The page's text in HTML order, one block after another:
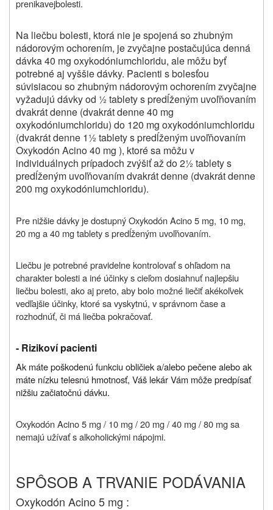
prenikavejbolesti.
Na liečbu bolesti, ktorá nie je spojená so zhubným
nádorovým ochorením, je zvyčajne postačujúca denná
dávka 40 mg oxykodóniumchloridu, ale môžu byť
potrebné aj vyššie dávky. Pacienti s bolesťou
súvisiacou so zhubným nádorovým ochorením zvyčajne
vyžadujú dávky od ½ tablety s predĺženým uvoľňovaním
dvakrát denne (dvakrát denne 40 mg
oxykodóniumchloridu) do 120 mg oxykodóniumchloridu
(dvakrát denne 1½ tablety s predĺženým uvoľňovaním
Oxykodón Acino 40 mg ), ktoré sa môžu v
individuálnych prípadoch zvýšiť až do 2½ tablety s
predĺženým uvoľňovaním dvakrát denne (dvakrát denne
200 mg oxykodóniumchloridu).
Pre nižšie dávky je dostupný Oxykodón Acino 5 mg, 10 mg,
20 mg a 40 mg tablety s predĺženým uvoľňovaním.
Liečbu je potrebné pravidelne kontrolovať s ohľadom na
charakter bolesti a iné účinky s cieľom dosiahnuť najlepšiu
liečbu bolesti, ako aj preto, aby bolo možné liečiť akékoľvek
vedľajšie účinky, ktoré sa vyskytnú, v správnom čase a
rozhodnúť, či má liečba pokračovať.
- Rizikoví pacienti
Ak máte poškodenú funkciu obličiek a/alebo pečene alebo ak
máte nízku telesnú hmotnosť, Váš lekár Vám môže predpísať
nižšiu začiatočnú dávku.
Oxykodón Acino 5 mg / 10 mg / 20 mg / 40 mg / 80 mg sa
nemajú užívať s alkoholickými nápojmi.
SPÔSOB A TRVANIE PODÁVANIA
Oxykodón Acino 5 mg :